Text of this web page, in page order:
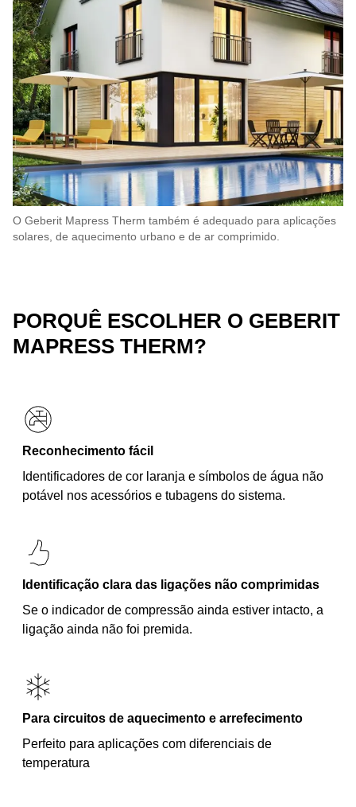
O Geberit Mapress Therm também é adequado para aplicações
solares, de aquecimento urbano e de ar comprimido.
PORQUÊ ESCOLHER O GEBERIT
MAPRESS THERM?
Reconhecimento fácil
Identificadores de cor laranja e símbolos de água não
potável nos acessórios e tubagens do sistema.
Identificação clara das ligações não comprimidas
Se o indicador de compressão ainda estiver intacto, a
ligação ainda não foi premida.
Para circuitos de aquecimento e arrefecimento
Perfeito para aplicações com diferenciais de
temperatura